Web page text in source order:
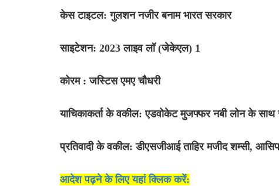
केस टाइटल: गुलशन नजीर बनाम भारत सरकार
साइटेशन: 2023 लाइव लॉ (जेकेएल) 1
कोरम : जस्टिस एमए चौधरी
याचिकाकर्ता के वकील: एडवोकेट मुजफ्फर नबी लोन के साथ
प्रतिवादी के वकील: डीएसजीआई ताहिर मजीद शम्सी,
आदेश पढ़ने के लिए यहां क्लिक करें: